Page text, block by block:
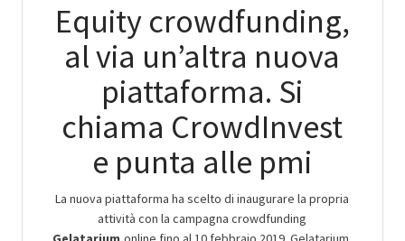
Equity crowdfunding,
al via un’altra nuova
piattaforma. Si
chiama CrowdInvest
e punta alle pmi
La nuova piattaforma ha scelto di inaugurare la propria
attività con la campagna crowdfunding